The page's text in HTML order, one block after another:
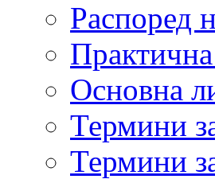
Распоред
Практична
Основна
Термини
Термини